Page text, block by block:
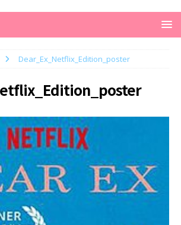
Dear_Ex_Netflix_Edition_poster